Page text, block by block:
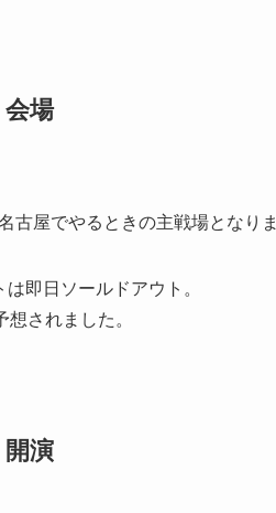
会場
古屋でやるときの主戦場となり
即日ソールドアウト。
されました。
開演